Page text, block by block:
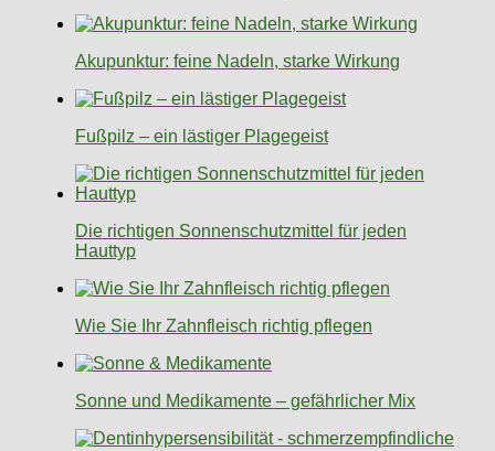
Akupunktur: feine Nadeln, starke Wirkung
Fußpilz – ein lästiger Plagegeist
Die richtigen Sonnenschutzmittel für jeden
Hauttyp
Wie Sie Ihr Zahnfleisch richtig pflegen
Sonne und Medikamente – gefährlicher Mix